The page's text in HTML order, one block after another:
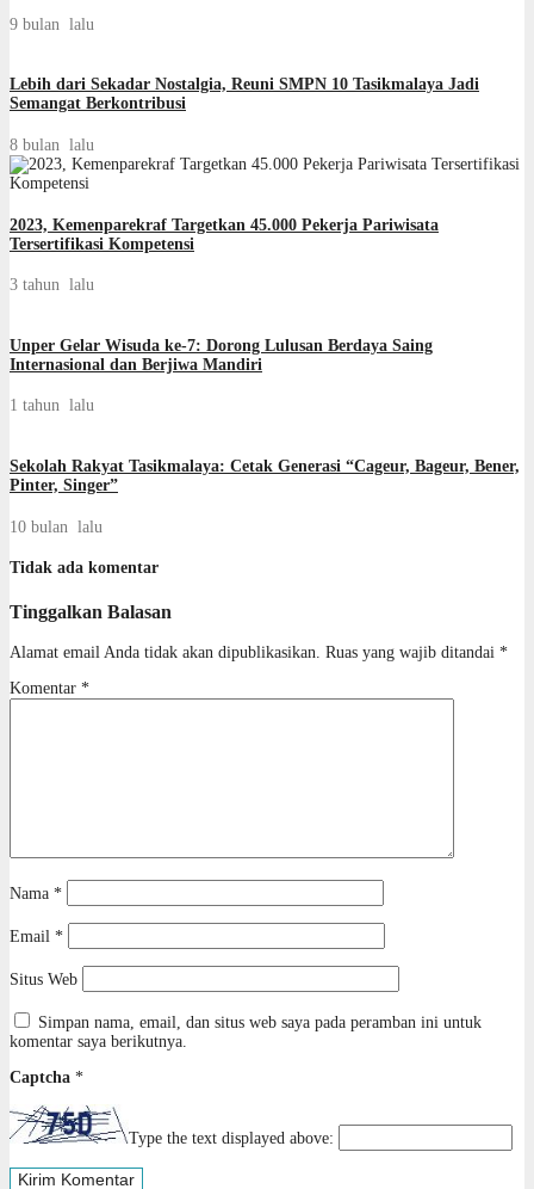
9 bulan lalu
Lebih dari Sekadar Nostalgia, Reuni SMPN 10 Tasikmalaya Jadi
Semangat Berkontribusi
8 bulan lalu
2023, Kemenparekraf Targetkan 45.000 Pekerja Pariwisata
Tersertifikasi Kompetensi
3 tahun lalu
Unper Gelar Wisuda ke-7: Dorong Lulusan Berdaya Saing
Internasional dan Berjiwa Mandiri
1 tahun lalu
Sekolah Rakyat Tasikmalaya: Cetak Generasi “Cageur, Bageur, Bener,
Pinter, Singer”
10 bulan lalu
Tidak ada komentar
Tinggalkan Balasan
Alamat email Anda tidak akan dipublikasikan. Ruas yang wajib ditandai *
Komentar *
Nama *
Email *
Situs Web
Simpan nama, email, dan situs web saya pada peramban ini untuk
komentar saya berikutnya.
Captcha *
Type the text displayed above: